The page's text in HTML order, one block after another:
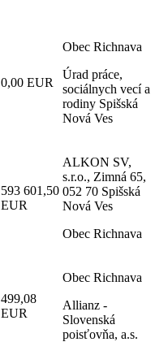
0,00 EUR
Obec Richnava
Úrad práce,
sociálnych vecí a
rodiny Spišská
Nová Ves
593 601,50
EUR
ALKON SV,
s.r.o., Zimná 65,
052 70 Spišská
Nová Ves
Obec Richnava
499,08
EUR
Obec Richnava
Allianz -
Slovenská
poisťovňa, a.s.